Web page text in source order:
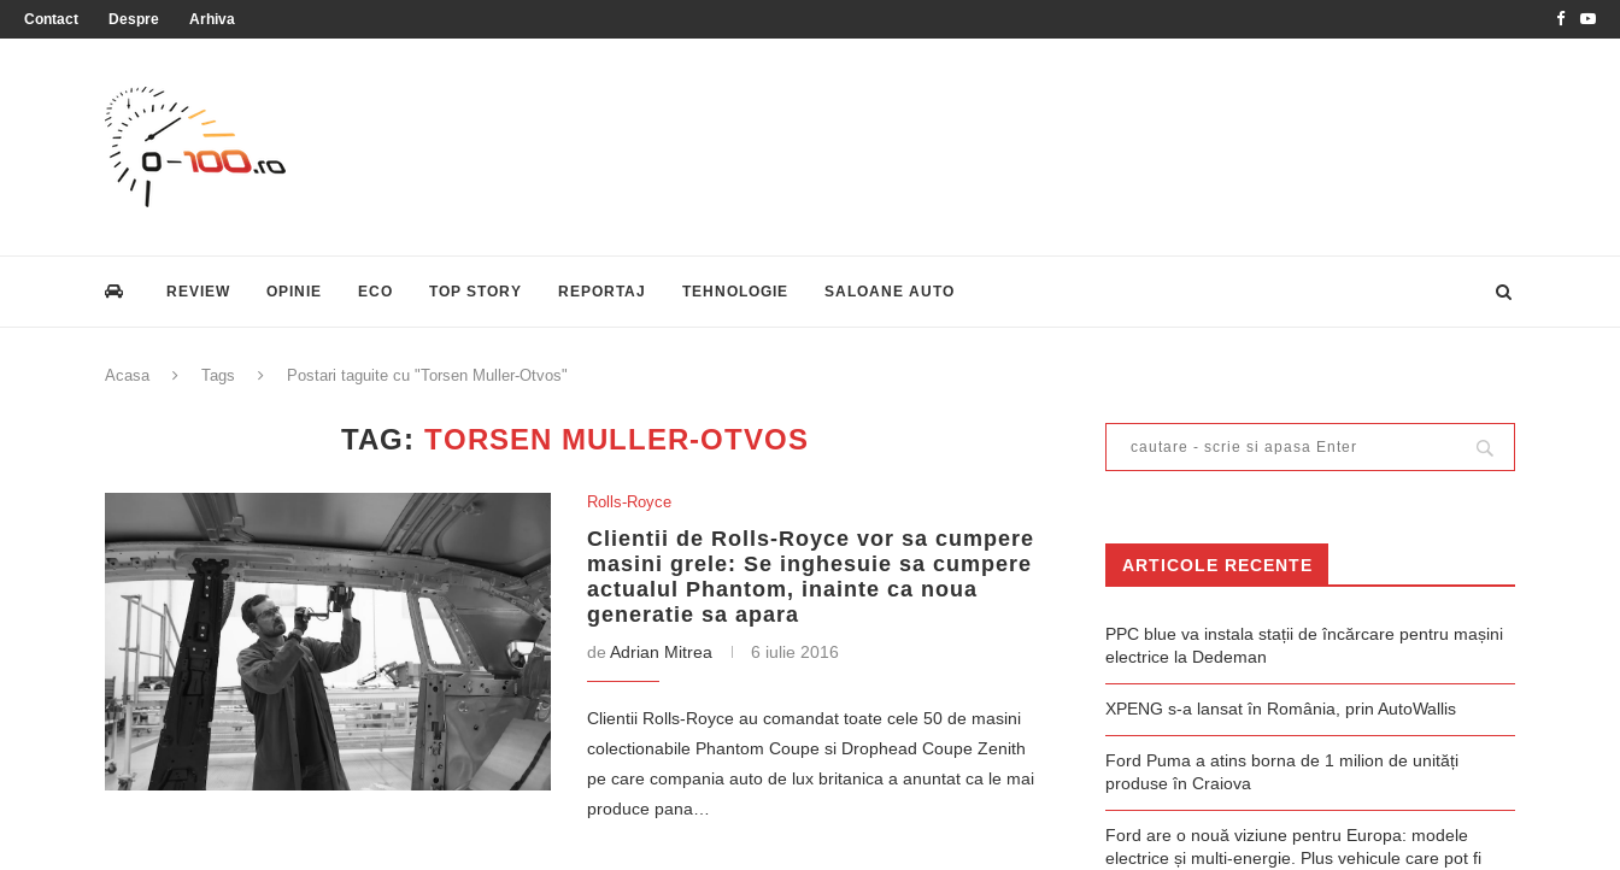
Contact Despre Arhiva
REVIEW OPINIE ECO TOP STORY REPORTAJ TEHNOLOGIE SALOANE AUTO
Acasa Tags Postari taguite cu "Torsen Muller-Otvos"
TAG: TORSEN MULLER-OTVOS
Rolls-Royce
Clientii de Rolls-Royce vor sa cumpere
masini grele: Se inghesuie sa cumpere
actualul Phantom, inainte ca noua
generatie sa apara
de Adrian Mitrea 6 iulie 2016
Clientii Rolls-Royce au comandat toate cele 50 de masini
colectionabile Phantom Coupe si Drophead Coupe Zenith
pe care compania auto de lux britanica a anuntat ca le mai
produce pana…
ARTICOLE RECENTE
PPC blue va instala stații de încărcare pentru mașini
electrice la Dedeman
XPENG s-a lansat în România, prin AutoWallis
Ford Puma a atins borna de 1 milion de unități
produse în Craiova
Ford are o nouă viziune pentru Europa: modele
electrice și multi-energie. Plus vehicule care pot fi